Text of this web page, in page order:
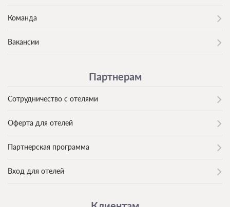
Команда
Вакансии
Партнерам
Сотрудничество с отелями
Оферта для отелей
Партнерская программа
Вход для отелей